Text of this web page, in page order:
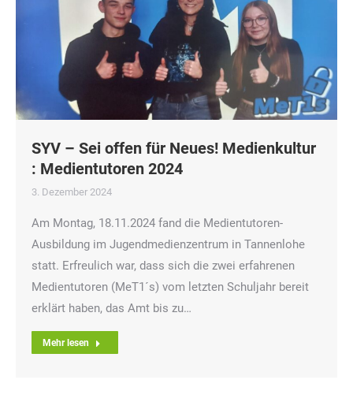
SYV – Sei offen für Neues! Medienkultur
: Medientutoren 2024
3. Dezember 2024
Am Montag, 18.11.2024 fand die Medientutoren-
Ausbildung im Jugendmedienzentrum in Tannenlohe
statt. Erfreulich war, dass sich die zwei erfahrenen
Medientutoren (MeT1´s) vom letzten Schuljahr bereit
erklärt haben, das Amt bis zu…
Mehr lesen